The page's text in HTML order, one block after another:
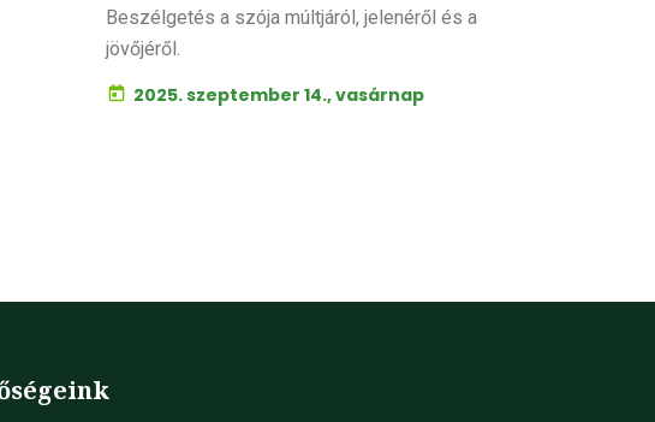
Beszélgetés a szója múltjáról, jelenéről és a
jövőjéről.
2025. szeptember 14., vasárnap